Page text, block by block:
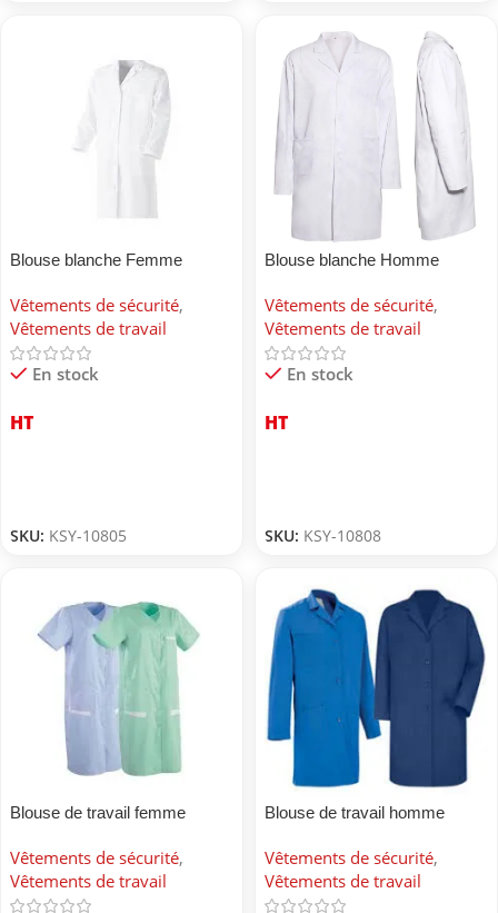
Blouse blanche Femme
Vêtements de sécurité,
Vêtements de travail
En stock
HT
SKU: KSY-10805
Blouse blanche Homme
Vêtements de sécurité,
Vêtements de travail
En stock
HT
SKU: KSY-10808
Blouse de travail femme
Vêtements de sécurité,
Vêtements de travail
Blouse de travail homme
Vêtements de sécurité,
Vêtements de travail